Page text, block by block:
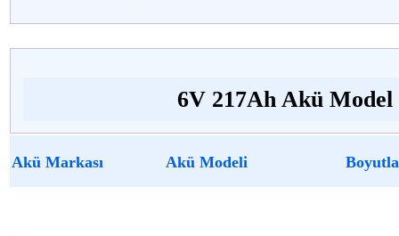
6V 217Ah Akü Model
Akü Markası Akü Modeli